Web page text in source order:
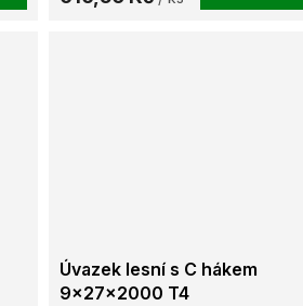
Úvazek lesní s C hákem
9x27x2000 T4